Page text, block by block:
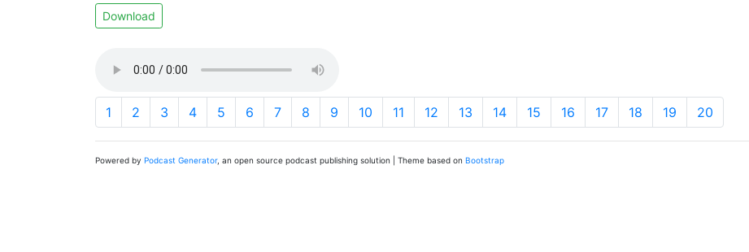
Download
1 2 3 4 5 6 7 8 9 10 11 12 13 14 15 16 17 18 19 20
Powered by Podcast Generator, an open source podcast publishing solution | Theme based on Bootstrap